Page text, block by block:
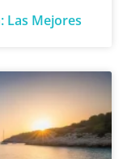
Las Mejores